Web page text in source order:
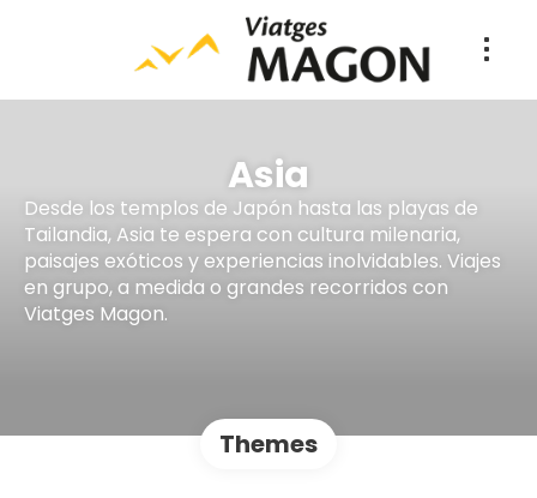
Asia
Desde los templos de Japón hasta las playas de
Tailandia, Asia te espera con cultura milenaria,
paisajes exóticos y experiencias inolvidables. Viajes
en grupo, a medida o grandes recorridos con
Viatges Magon.
Themes